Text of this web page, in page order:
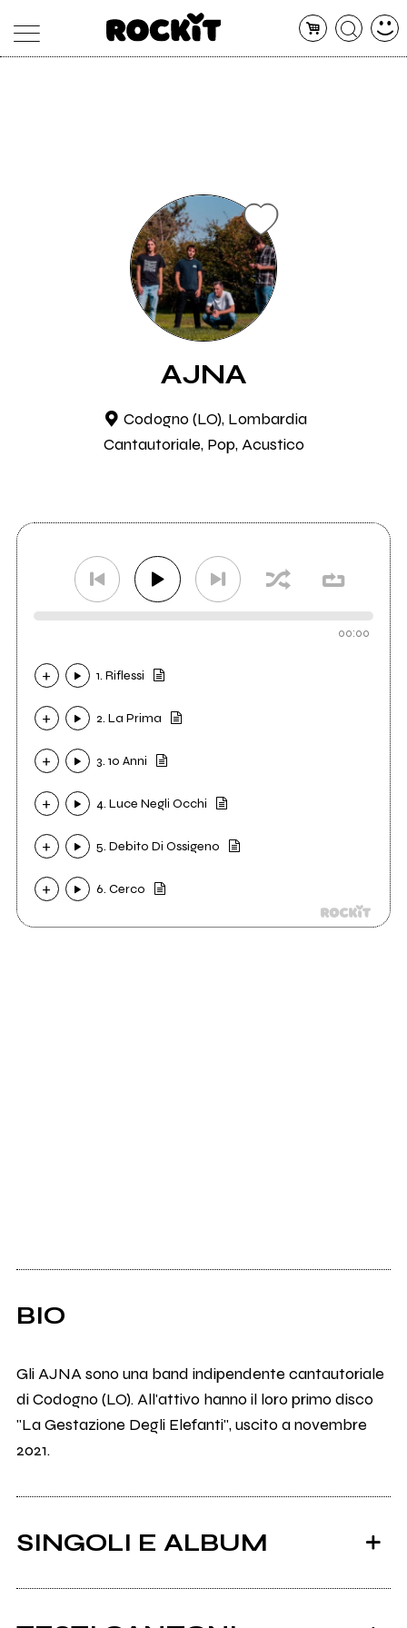
AJNA
Codogno (LO), Lombardia
Cantautoriale, Pop, Acustico
00:00
1. Riflessi
2. La Prima
3. 10 Anni
4. Luce Negli Occhi
5. Debito Di Ossigeno
6. Cerco
BIO
Gli AJNA sono una band indipendente cantautoriale
di Codogno (LO). All'attivo hanno il loro primo disco
"La Gestazione Degli Elefanti", uscito a novembre
2021.
SINGOLI E ALBUM